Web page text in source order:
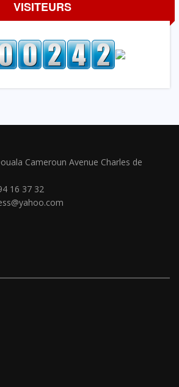
VISITEURS
Cameroun Avenue Charles de
16 37 32